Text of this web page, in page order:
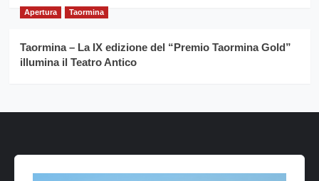
Apertura Taormina
Taormina – La IX edizione del “Premio Taormina Gold”
illumina il Teatro Antico